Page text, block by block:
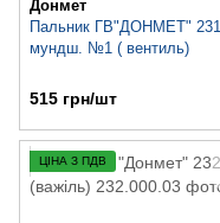
Донмет
Пальник ГВ"ДОНМЕТ" 231
мундш. №1 ( вентиль)
515 грн/шт
ЦІНА З ПДВ